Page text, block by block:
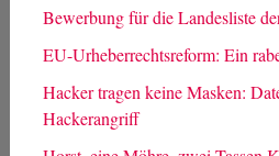
Bewerbung für die Landesliste
EU-Urheberrechtsreform: Ein
Hacker tragen keine Masken:
Hackerangriff